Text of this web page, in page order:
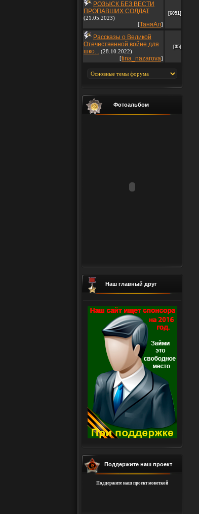
РОЗЫСК БЕЗ ВЕСТИ
ПРОПАВШИХ СОЛДАТ
(21.05.2023)
[ТаняАл]
[6051]
Рассказы о Великой
Отечественной войне для
шко... (28.10.2022)
[tina_nazarova]
[35]
Фотоальбом
Наш главный друг
Поддержите наш проект
Поддержите наш проект монеткой